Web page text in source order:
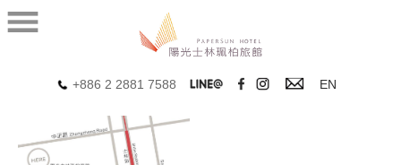
+886 2 2881 7588 EN